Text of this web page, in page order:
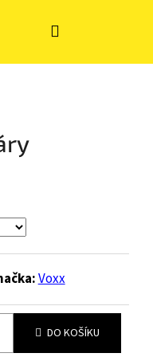
k obuvi
Nákupní
Voxx
DO KOŠÍKU